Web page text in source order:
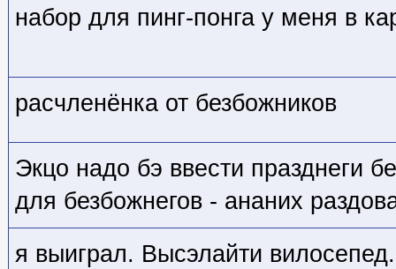
набор для пинг-понга у меня в
расчленёнка от безбожников
Экцо надо бэ ввести празднеги
для безбожнегов - ананих
я выиграл. Высэлайти вилосепед.